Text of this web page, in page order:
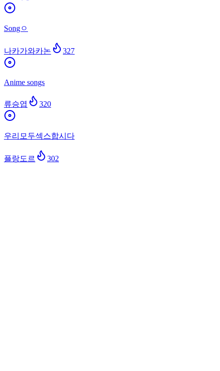
Songㅇ
나카가와카논 327
Anime songs
류승엽 320
우리모두섹스합시다
플랑도르 302